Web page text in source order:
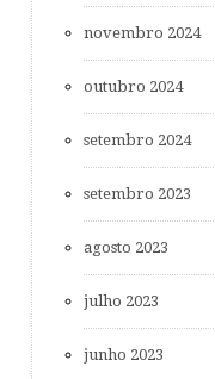
novembro 2024
outubro 2024
setembro 2024
setembro 2023
agosto 2023
julho 2023
junho 2023